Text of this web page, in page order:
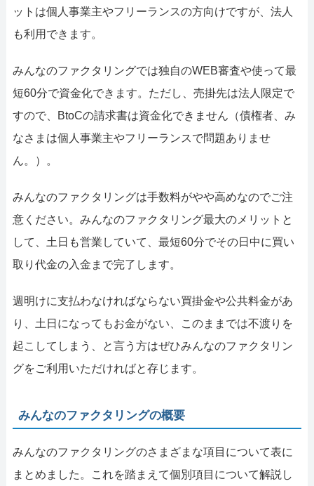
ットは個人事業主やフリーランスの方向けですが、法人
も利用できます。
みんなのファクタリングでは独自のWEB審査や使って最
短60分で資金化できます。ただし、売掛先は法人限定で
すので、BtoCの請求書は資金化できません（債権者、み
なさまは個人事業主やフリーランスで問題ありませ
ん。）。
みんなのファクタリングは手数料がやや高めなのでご注
意ください。みんなのファクタリング最大のメリットと
して、土日も営業していて、最短60分でその日中に買い
取り代金の入金まで完了します。
週明けに支払わなければならない買掛金や公共料金があ
り、土日になってもお金がない、このままでは不渡りを
起こしてしまう、と言う方はぜひみんなのファクタリン
グをご利用いただければと存じます。
みんなのファクタリングの概要
みんなのファクタリングのさまざまな項目について表に
まとめました。これを踏まえて個別項目について解説し